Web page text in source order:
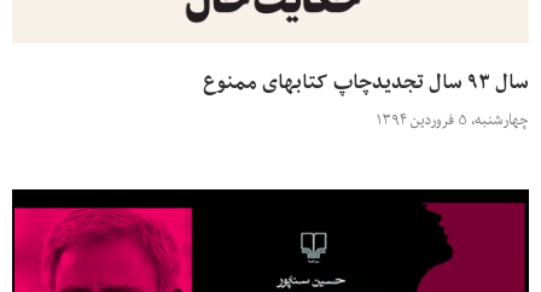
سال ۹۳ سال تجدیدچاپ کتابهای ممنوع
چهارشنبه، ۵ فروردین ۱۳۹۴